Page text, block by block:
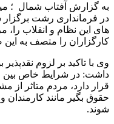
به گزارش آفتاب شمال ؛
در فرمانداری رشت
های این نظام و انقلاب
کارگزاران را متصف به
وی با تاکید بر لزوم
داشت: در شرایط خاص بین
قرار دارد، مردم متاثر از
حقوق بگیر مانند
شوند.